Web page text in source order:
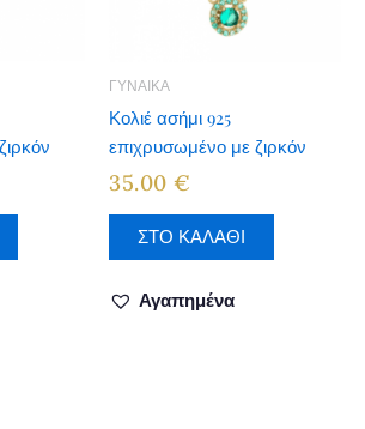
ΓΥΝΑΙΚΑ
Κολιέ ασήμι 925
επιχρυσωμένο με ζιρκόν
35.00 €
ΣΤΟ ΚΑΛΑΘΙ
Αγαπημένα